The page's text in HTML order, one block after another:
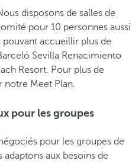
disposons de salles de
pour 10 personnes aussi
accueillir plus de
Sevilla Renacimiento
Resort. Pour plus de
notre Meet Plan.
pour les groupes
pour les groupes de
aux besoins de